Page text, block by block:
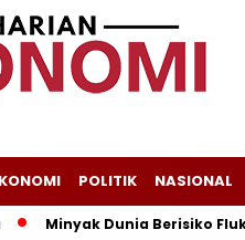
POLITIK NASIONAL
Dunia Berisiko